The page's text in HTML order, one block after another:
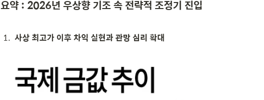
요약 : 2026년 우상향 기조 속 전략적 조정기 진입
1. 사상 최고가 이후 차익 실현과 관망 심리 확대